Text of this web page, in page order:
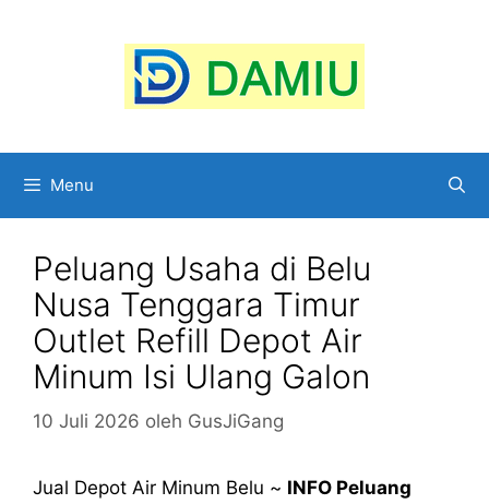
Menu
Peluang Usaha di Belu
Nusa Tenggara Timur
Outlet Refill Depot Air
Minum Isi Ulang Galon
10 Juli 2026 oleh GusJiGang
Jual Depot Air Minum Belu ~ INFO Peluang